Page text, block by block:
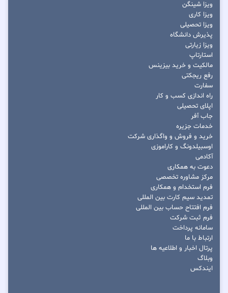
ویزا شینگن
ویزا کاری
ویزا تحصیلی
پذیرش دانشگاه
ویزا زیارتی
استارتاپ
مالکیت و خرید بیزینس
رفع ریجکتی
سفارت
راه اندازی کسب و کار
اپلای تحصیلی
جاب آفر
خدمات جزیره
خرید و فروش و واگذاری شرکت
اوسبیلدونگ و کاراموزی
آکادمی
دعوت به همکاری
مرکز مشاوره تخصصی
فرم استخدام و همکاری
تمدید سیم کارت بین المللی
فرم افتتاح حساب بین المللی
فرم ثبت شرکت
سامانه پرداخت
ارتباط با ما
پرتال اخبار و اطلاعیه ها
وبلاگ
ایندکس